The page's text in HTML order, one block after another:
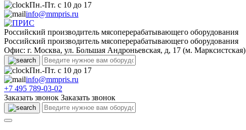
Пн.-Пт. с 10 до 17
info@mmpris.ru
Российский производитель мясоперерабатывающего оборудования
Российский производитель мясоперерабатывающего оборудования
Офис: г. Москва, ул. Большая Андроньевская, д, 17 (м. Марксистская)
Пн.-Пт. с 10 до 17
info@mmpris.ru
+7 495 789-03-02
Заказать звонок Заказать звонок